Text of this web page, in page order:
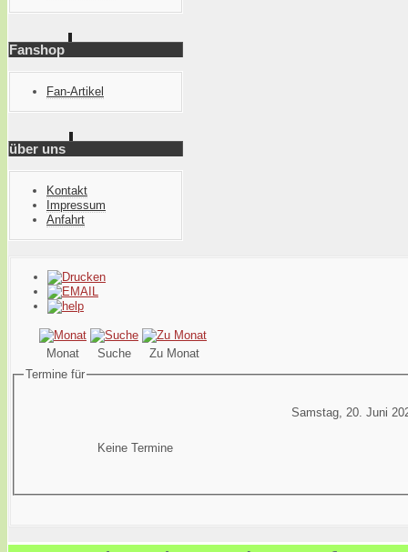
Fanshop
Fan-Artikel
über uns
Kontakt
Impressum
Anfahrt
Monat Suche
Zu Monat
Termine für
Samstag, 20. Juni
Keine Termine